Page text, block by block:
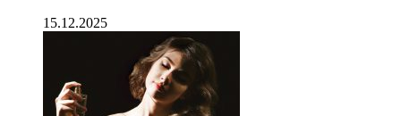
15.12.2025